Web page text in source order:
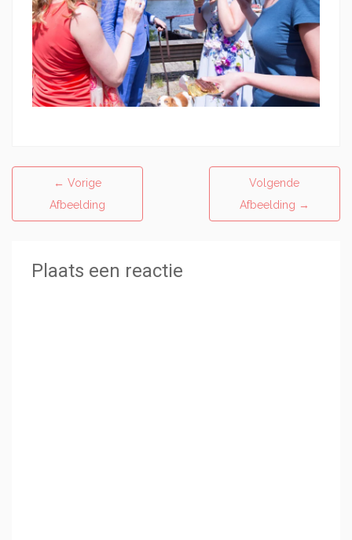
← Vorige
Afbeelding
Volgende
Afbeelding →
Plaats een reactie